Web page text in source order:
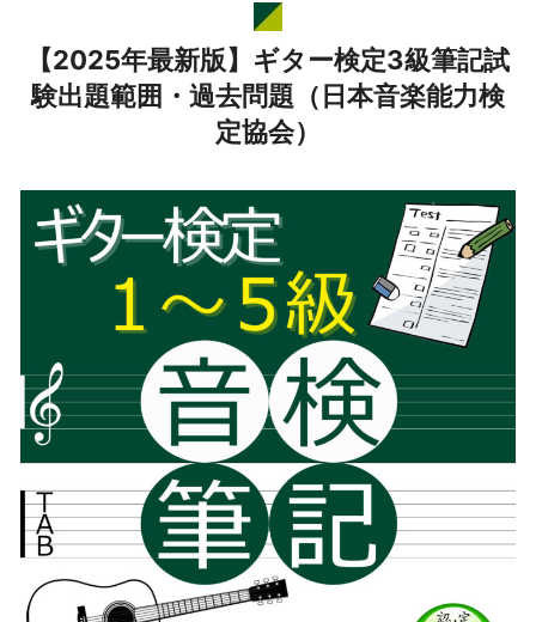
【2025年最新版】ギター検定3級筆記試
験出題範囲・過去問題（日本音楽能力検
定協会）